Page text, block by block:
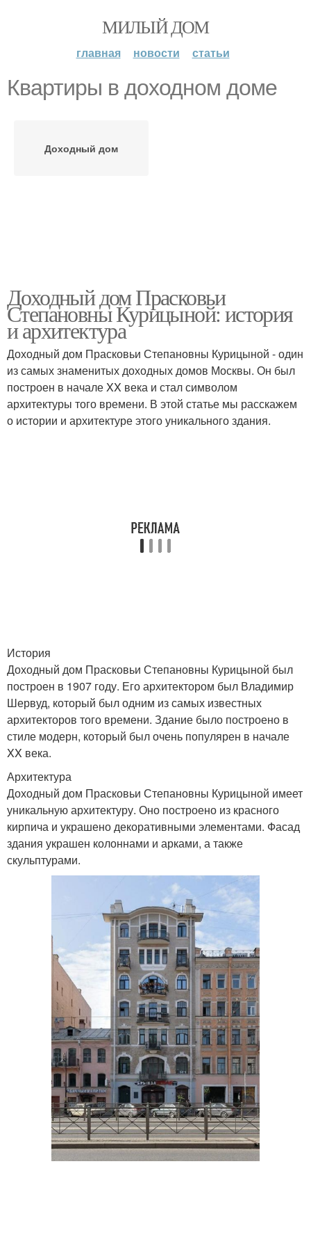
МИЛЫЙ ДОМ
главная новости статьи
Квартиры в доходном доме
Доходный дом
Доходный дом Прасковьи
Степановны Курицыной: история
и архитектура
Доходный дом Прасковьи Степановны Курицыной - один
из самых знаменитых доходных домов Москвы. Он был
построен в начале XX века и стал символом
архитектуры того времени. В этой статье мы расскажем
о истории и архитектуре этого уникального здания.
История
Доходный дом Прасковьи Степановны Курицыной был
построен в 1907 году. Его архитектором был Владимир
Шервуд, который был одним из самых известных
архитекторов того времени. Здание было построено в
стиле модерн, который был очень популярен в начале
XX века.
Архитектура
Доходный дом Прасковьи Степановны Курицыной имеет
уникальную архитектуру. Оно построено из красного
кирпича и украшено декоративными элементами. Фасад
здания украшен колоннами и арками, а также
скульптурами.